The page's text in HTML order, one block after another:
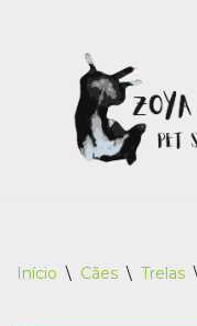
content
Início \ Cães \ Trelas